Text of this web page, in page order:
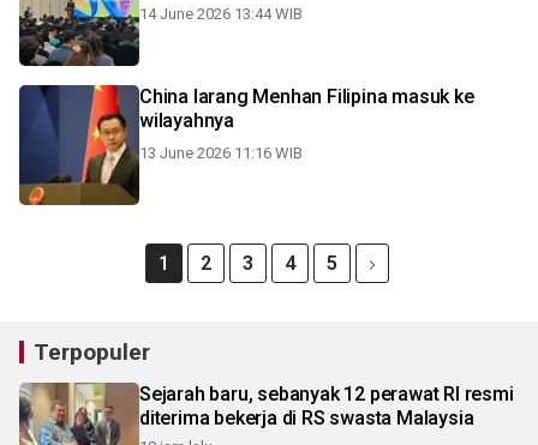
14 June 2026 13:44 WIB
China larang Menhan Filipina masuk ke
wilayahnya
13 June 2026 11:16 WIB
1 2 3 4 5
Terpopuler
Sejarah baru, sebanyak 12 perawat RI resmi
diterima bekerja di RS swasta Malaysia